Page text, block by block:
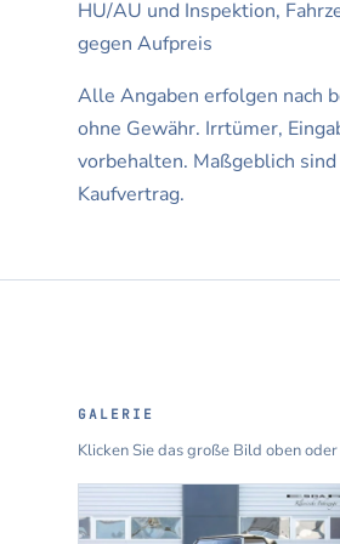
HU/AU und Inspektion,
gegen Aufpreis
Alle Angaben erfolgen nach
ohne Gewähr. Irrtümer,
vorbehalten. Maßgeblich
Kaufvertrag.
GALERIE
Klicken Sie das große Bild oben